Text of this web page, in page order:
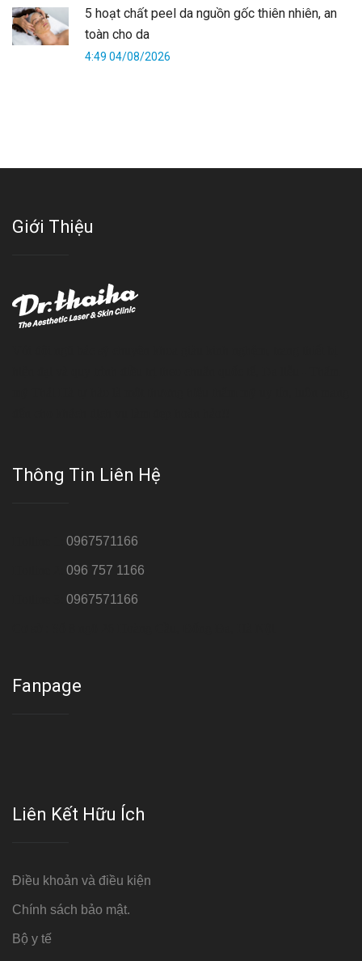
5 hoạt chất peel da nguồn gốc thiên nhiên, an
toàn cho da
4:49 04/08/2026
Giới Thiệu
Thông Tin Liên Hệ
0967571166
096 757 1166
0967571166
Fanpage
Liên Kết Hữu Ích
Điều khoản và điều kiện
Chính sách bảo mật.
Bộ y tế